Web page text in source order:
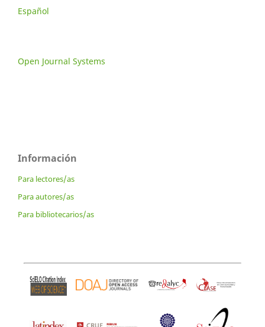
Español
Open Journal Systems
Información
Para lectores/as
Para autores/as
Para bibliotecarios/as